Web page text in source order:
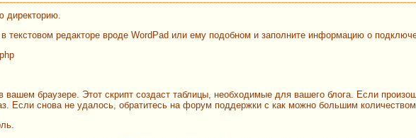
директорию.
текстовом редакторе вроде WordPad или ему подобном и заполните информацию о
вашем браузере. Этот скрипт создаст таблицы, необходимые для вашего блога. Если
Если снова не удалось, обратитесь на форум поддержки с как можно большим